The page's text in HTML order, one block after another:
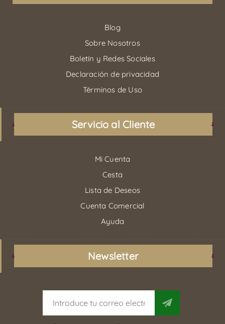
Blog
Sobre Nosotros
Boletín y Redes Sociales
Declaración de privacidad
Términos de Uso
Servicio al Cliente
Mi Cuenta
Cesta
Lista de Deseos
Cuenta Comercial
Ayuda
Newsletter